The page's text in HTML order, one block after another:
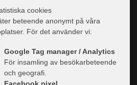
för tunga fordon
cookies
beteende anonymt på våra
För det använder vi:
Google Tag manager / Analytics
För insamling av besökarbeteende
och geografi.